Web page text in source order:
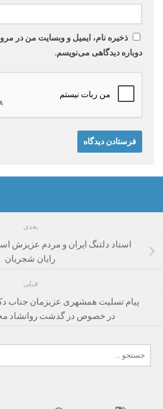
ذخیره نام، ایمیل و وبسایت من در
دوباره دیدگاهی می‌نویسم.
بعدی
استاد دلتنگ ایران و مردم عزیزش
رایان شجریان
قبلی
پیام تسلیت همشهری عزیزمان جناب
در خصوص در گذشت روانشاد
برای: